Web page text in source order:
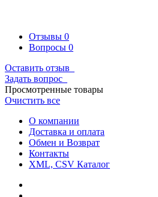
Отзывы 0
Вопросы 0
Оставить отзыв
Задать вопрос
Просмотренные товары
Очистить все
О компании
Доставка и оплата
Обмен и Возврат
Контакты
XML, CSV Каталог